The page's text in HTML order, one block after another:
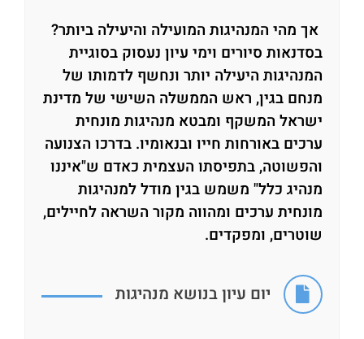
אך מהי המנהיגות המועילה והיעילה ביותר?
בסדנאות סיורים וימי עיון נעסוק בסוגיית
המנהיגות היעילה יותר ונחשף לדמותו של
מנחם בגין, ראש הממשלה השישי של מדינת
ישראל המשקף ומבטא מנהיגות מונחית
ערכים באורחות חייו ובנאומיו. בדרכו הצנועה
והפשוטה, בתפיסתו העצמית כאדם ש"איננו
מנהיג כלל" משמש בגין מודל למנהיגות
מונחית ערכים ומהווה מקור השראה לחיילים,
שוטרים, ומפקדים.
יום עיון בנושא מנהיגות